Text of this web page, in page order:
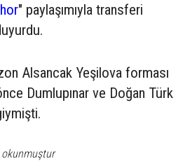
" paylaşımıyla transferi
Alsancak Yeşilova forması
Dumlupınar ve Doğan Türk